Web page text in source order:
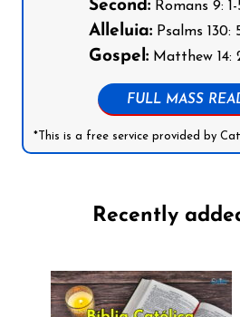
Second: Romans 9: 1-
Alleluia: Psalms 130:
Gospel: Matthew 14:
FULL MASS
*This is a free service provided by
Recently